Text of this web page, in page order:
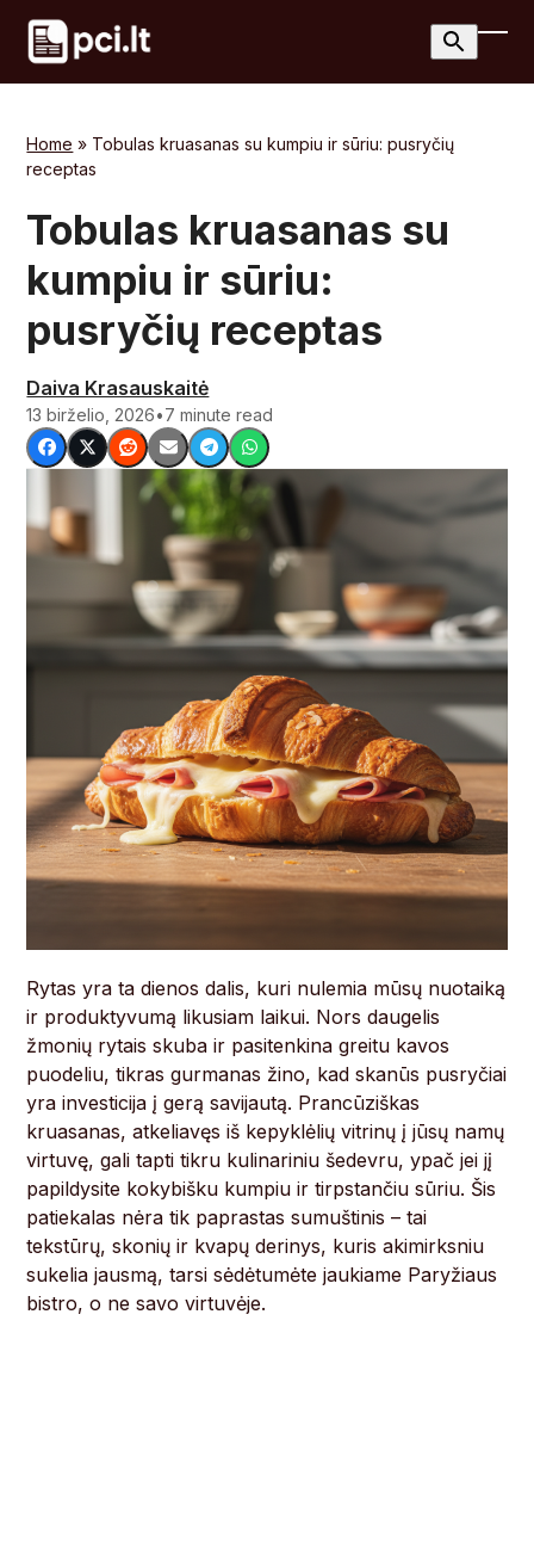
Skip
content
Home » Tobulas kruasanas su kumpiu ir sūriu: pusryčių
receptas
Tobulas kruasanas su
kumpiu ir sūriu:
pusryčių receptas
Daiva Krasauskaitė
13 birželio, 2026•7 minute read
Rytas yra ta dienos dalis, kuri nulemia mūsų nuotaiką
ir produktyvumą likusiam laikui. Nors daugelis
žmonių rytais skuba ir pasitenkina greitu kavos
puodeliu, tikras gurmanas žino, kad skanūs pusryčiai
yra investicija į gerą savijautą. Prancūziškas
kruasanas, atkeliavęs iš kepyklėlių vitrinų į jūsų namų
virtuvę, gali tapti tikru kulinariniu šedevru, ypač jei jį
papildysite kokybišku kumpiu ir tirpstančiu sūriu. Šis
patiekalas nėra tik paprastas sumuštinis – tai
tekstūrų, skonių ir kvapų derinys, kuris akimirksniu
sukelia jausmą, tarsi sėdėtumėte jaukiame Paryžiaus
bistro, o ne savo virtuvėje.